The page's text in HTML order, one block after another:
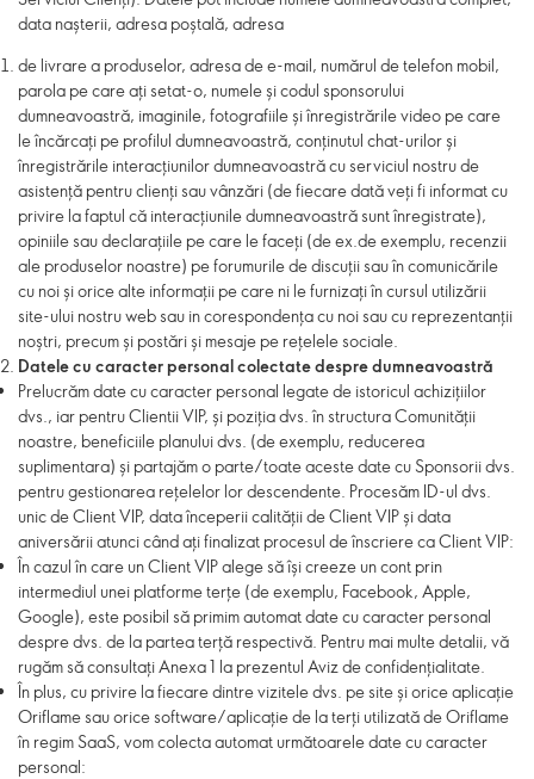
data nașterii, adresa poștală, adresa
de livrare a produselor, adresa de e-mail, numărul de telefon mobil,
parola pe care ați setat-o, numele și codul sponsorului
dumneavoastră, imaginile, fotografiile și înregistrările video pe care
le încărcați pe profilul dumneavoastră, conținutul chat-urilor și
înregistrările interacțiunilor dumneavoastră cu serviciul nostru de
asistență pentru clienți sau vânzări (de fiecare dată veți fi informat cu
privire la faptul că interacțiunile dumneavoastră sunt înregistrate),
opiniile sau declarațiile pe care le faceți (de ex.de exemplu, recenzii
ale produselor noastre) pe forumurile de discuții sau în comunicările
cu noi și orice alte informații pe care ni le furnizați în cursul utilizării
site-ului nostru web sau in corespondența cu noi sau cu reprezentanții
noștri, precum și postări și mesaje pe rețelele sociale.
Datele cu caracter personal colectate despre dumneavoastră
Prelucrăm date cu caracter personal legate de istoricul achizițiilor
dvs., iar pentru Clientii VIP, și poziția dvs. în structura Comunității
noastre, beneficiile planului dvs. (de exemplu, reducerea
suplimentara) și partajăm o parte/toate aceste date cu Sponsorii dvs.
pentru gestionarea rețelelor lor descendente. Procesăm ID-ul dvs.
unic de Client VIP, data începerii calității de Client VIP și data
aniversării atunci când ați finalizat procesul de înscriere ca Client VIP:
În cazul în care un Client VIP alege să își creeze un cont prin
intermediul unei platforme terțe (de exemplu, Facebook, Apple,
Google), este posibil să primim automat date cu caracter personal
despre dvs. de la partea terță respectivă. Pentru mai multe detalii, vă
rugăm să consultați Anexa 1 la prezentul Aviz de confidențialitate.
În plus, cu privire la fiecare dintre vizitele dvs. pe site și orice aplicație
Oriflame sau orice software/aplicație de la terți utilizată de Oriflame
în regim SaaS, vom colecta automat următoarele date cu caracter
personal: